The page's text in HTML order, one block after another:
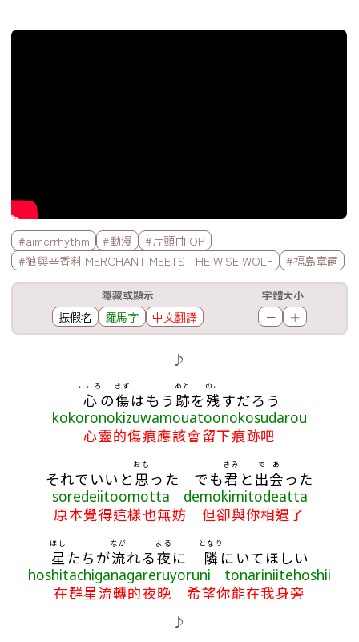
官方Youtube影片
標籤欄
#aimerrhythm #動漫
#片頭曲 OP
#狼與辛香料 MERCHANT MEETS THE WISE WOLF
#福島章嗣
隱藏或顯示
振假名 羅馬字 中文翻譯
字體大小
－ ＋
♪
心
こころ
の傷
きず
はもう 跡
あと
を残
のこ
すだろう
kokoronokizuwamouatoonokosudarou
心靈的傷痕應該會留下痕跡吧
それでいいと 思
おも
った でも君
きみ
と 出
で
会
あ
った
soredeiitoomotta demokimitodeatta
原本覺得這樣也無妨 但卻與你相遇了
星
ほし
たちが流
なが
れる夜
よる
に 隣
となり
にいてほしい
hoshitachiganagareruyoruni tonariniitehoshii
在群星流轉的夜晚 希望你能在我身旁
♪